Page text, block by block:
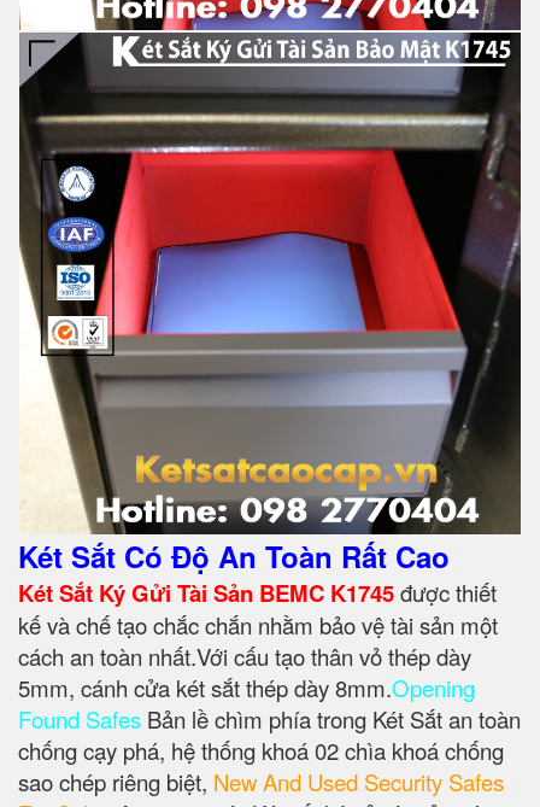
Két Sắt Có Độ An Toàn Rất Cao
Két Sắt Ký Gửi Tài Sản BEMC K1745được thiết
kế và chế tạo chắc chắn nhằm bảo vệ tài sản một
cách an toàn nhất.Với cấu tạo thân vỏ thép dày
5mm, cánh cửa két sắt thép dày 8mm.Opening
Found Safes Bản lề chìm phía trong Két Sắt an toàn
chống cạy phá, hệ thống khoá 02 chìa khoá chống
sao chép riêng biệt, New And Used Security Safes